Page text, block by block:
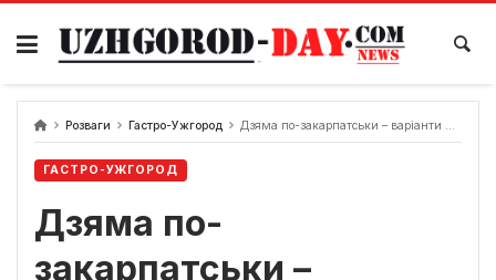
Skip
content
Розваги Гастро-Ужгород Дзяма по-закарпатськи – варіанти приготування. ТОП рецептів
ГАСТРО-УЖГОРОД
Дзяма по-
закарпатськи –